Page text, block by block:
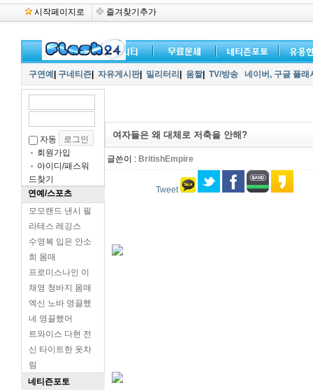
시작페이지로 즐겨찾기추가
구연예 구네티즌 자유게시판| 밀리터리 움짤| TV/방송 네이버, 구글 플
자동
회원가입
아이디/패스워
드찾기
연예/스포츠
모모랜드 낸시 필
라테스 레깅스
수영복 입은 안소
희 몸매
프로미스나인 이
채영 청바지 몸매
엑신 노바 영끌했
네 영끌했어
트와이스 다현 전
신 타이트한 옷차
림
네티즌포토
여자들은 왜 대체로 저축을 안해?
글쓴이 : BritishEmpire
Tweet